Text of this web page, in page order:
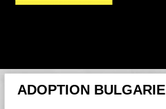
ADOPTION BULGARIE